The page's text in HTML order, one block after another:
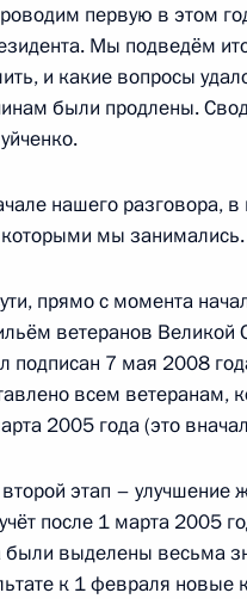
жилищной
Московская область, Горки
администрации
Московская область, Горки
Московская область, Горки
первую в этом
Мы подведём
и какие вопросы
были продлены.
нашего разговора,
мы занимались.
прямо с момента
ветеранов Великой
подписан 7 мая 2008
всем ветеранам,
2005 года (это
этап – улучшение
после 1 марта 2005
выделены весьма
к 1 февраля новые